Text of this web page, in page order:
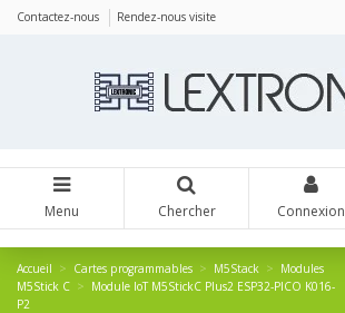
Contactez-nous Rendez-nous visite
Menu Chercher Connexion
Accueil Cartes programmables M5Stack
Modules
M5Stick C
Module IoT M5StickC Plus2 ESP32-PICO K016-
P2
Panneau de gestion des cookies